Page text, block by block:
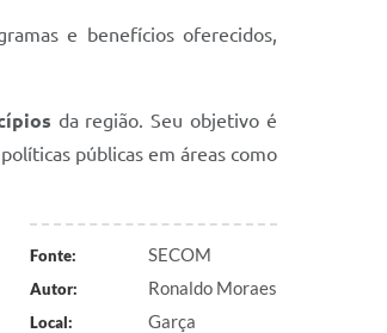
e benefícios oferecidos,
da região. Seu objetivo é
públicas em áreas como
Fonte: SECOM
Autor: Ronaldo Moraes
Local: Garça